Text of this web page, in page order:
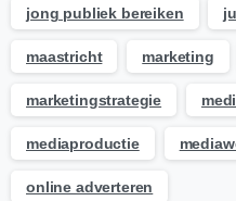
jong publiek bereiken
maastricht marketing
marketingstrategie
mediaproductie
online adverteren